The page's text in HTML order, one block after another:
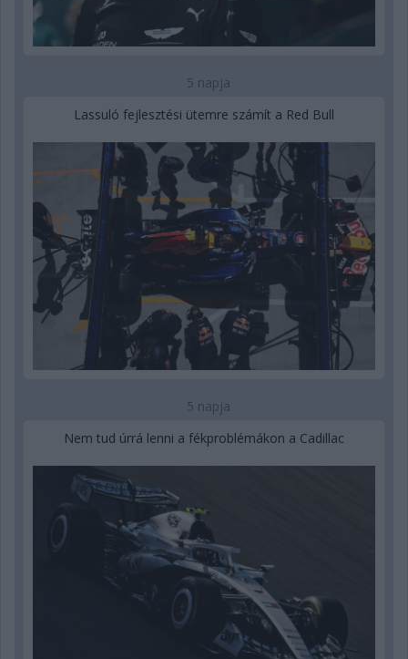
5 napja
Lassuló fejlesztési ütemre számít a Red Bull
5 napja
Nem tud úrrá lenni a fékproblémákon a Cadillac